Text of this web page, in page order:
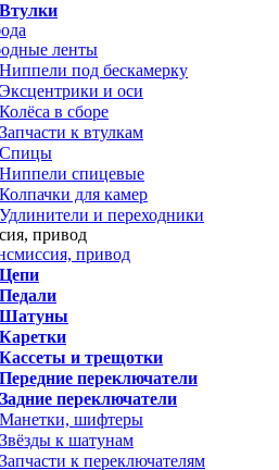
Втулки
ленты
Ниппели под бескамерку
Эксцентрики и оси
Колёса в сборе
Запчасти к втулкам
Спицы
Ниппели спицевые
Колпачки для камер
Удлинители и переходники
привод
привод
Цепи
Педали
Шатуны
Каретки
Кассеты и трещотки
Передние переключатели
Задние переключатели
Манетки, шифтеры
Звёзды к шатунам
Запчасти к переключателям